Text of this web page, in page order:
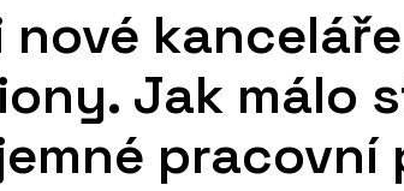
nové
Jak málo